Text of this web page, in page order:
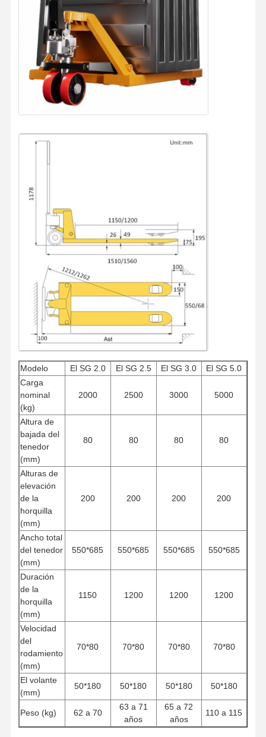
Inicio Productos Videos
Sobre
Calidad
Todos Los
Ahora Charle
Modelo El SG 2.0 El SG 2.5 El SG 3.0
El SG 5.0
Carga
nominal
(kg)
2000 2500 3000 5000
Altura de
bajada del
tenedor
(mm)
80 80 80 80
Alturas de
elevación
de la
horquilla
(mm)
200 200 200 200
Ancho total
del tenedor
(mm)
550*685 550*685 550*685 550*685
Duración
de la
horquilla
(mm)
1150 1200 1200 1200
Velocidad
del
rodamiento
(mm)
70*80 70*80 70*80 70*80
El volante
(mm)
50*180 50*180 50*180 50*180
Peso (kg) 62 a 70
63 a 71
años
65 a 72
años
110 a 115